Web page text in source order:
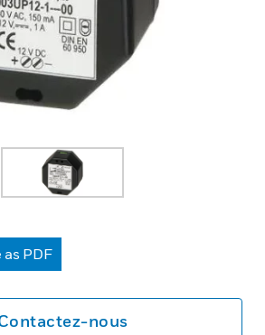
as PDF
nous